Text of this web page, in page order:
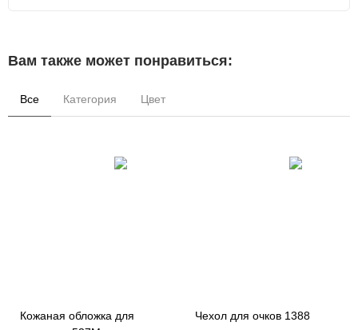
Вам также может понравиться:
Все Категория Цвет
Кожаная обложка для
Чехол для очков 1388